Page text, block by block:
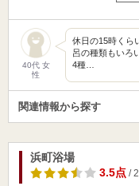
40代 女
性
休日の15時くら
呂の種類もいろ
4種…
関連情報から探す
浜町浴場
3.5点/